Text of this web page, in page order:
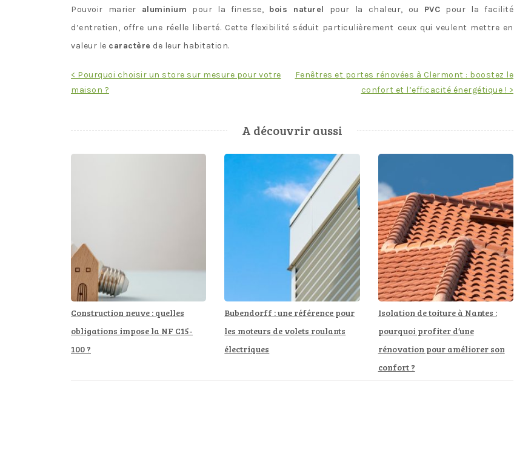
Pouvoir marier aluminium pour la finesse, bois naturel pour la chaleur, ou PVC pour la facilité
d’entretien, offre une réelle liberté. Cette flexibilité séduit particulièrement ceux qui veulent mettre en
valeur le caractère de leur habitation.
Navigation
de
< Pourquoi choisir un store sur mesure pour votre
maison ?
Fenêtres et portes rénovées à Clermont : boostez le
confort et l’efficacité énergétique ! >
A découvrir aussi
Construction neuve : quelles
obligations impose la NF C15-
100 ?
Bubendorff : une référence pour
les moteurs de volets roulants
électriques
Isolation de toiture à Nantes :
pourquoi profiter d’une
rénovation pour améliorer son
confort ?